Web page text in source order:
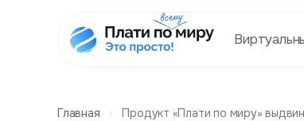
Главная Продукт «Плати по миру»